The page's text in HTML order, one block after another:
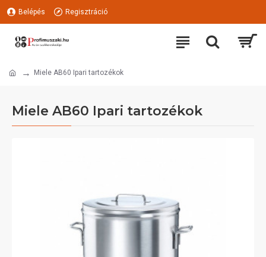
Belépés Regisztráció
Miele AB60 Ipari tartozékok
Miele AB60 Ipari tartozékok